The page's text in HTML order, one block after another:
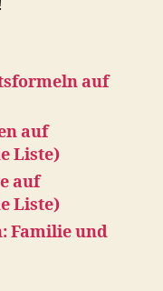
auf
auf
Liste)
auf
Liste)
Familie und